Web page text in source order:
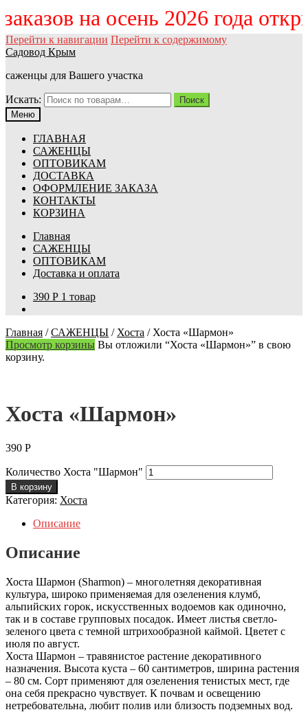
заказов на осень 2026 года
Перейти к навигации Перейти к содержимому
Садовод Крым
саженцы для Вашего участка
Искать:
Поиск
Меню
ГЛАВНАЯ
САЖЕНЦЫ
ОПТОВИКАМ
ДОСТАВКА
ОФОРМЛЕНИЕ ЗАКАЗА
КОНТАКТЫ
КОРЗИНА
Главная
САЖЕНЦЫ
ОПТОВИКАМ
Доставка и оплата
390 Р 1 товар
Главная /САЖЕНЦЫ / Хоста / Хоста «Шармон»
Просмотр корзины Вы отложили “Хоста «Шармон»” в свою
корзину.
Хоста «Шармон»
390 Р
Количество Хоста "Шармон"
В корзину
Категория: Хоста
Описание
Описание
Хоста Шармон (Sharmon) – многолетняя декоративная
культура, широко применяемая для озеленения клумб,
альпийских горок, искусственных водоемов как одиночно,
так и в составе групповых посадок. Имеет листья светло-
зеленого цвета с темной штрихообразной каймой. Цветет с
июля по август.
Хоста Шармон – травянистое растение декоративного
назначения. Высота куста – 60 сантиметров, ширина растения
– 80 см. Сорт применяют для озеленения тенистых мест, где
она себя прекрасно чувствует. К почвам и освещению
нетребовательна, любит полив или близость подземных вод.